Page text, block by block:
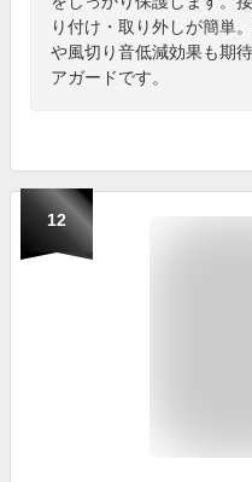
り付け・取り外しが簡単
や風切り音低減効果も期
アガードです。
12